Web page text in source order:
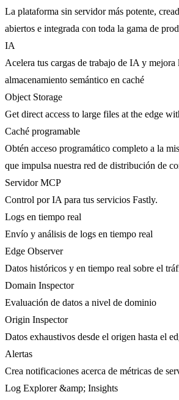
La plataforma sin servidor más potente,
abiertos e integrada con toda la gama de
IA
Acelera tus cargas de trabajo de IA y
almacenamiento semántico en caché
Object Storage
Get direct access to large files at the edge
Caché programable
Obtén acceso programático completo a la
que impulsa nuestra red de distribución de
Servidor MCP
Control por IA para tus servicios Fastly.
Logs en tiempo real
Envío y análisis de logs en tiempo real
Edge Observer
Datos históricos y en tiempo real sobre el
Domain Inspector
Evaluación de datos a nivel de dominio
Origin Inspector
Datos exhaustivos desde el origen hasta el
Alertas
Crea notificaciones acerca de métricas de
Log Explorer &amp; Insights